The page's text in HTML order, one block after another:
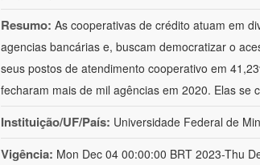
Resumo: As cooperativas de crédito atuam em
agencias bancárias e, buscam democratizar o
seus postos de atendimento cooperativo em
fecharam mais de mil agências em 2020. Elas se
Instituição/UF/País: Universidade Federal de
Vigência: Mon Dec 04 00:00:00 BRT 2023-Thu